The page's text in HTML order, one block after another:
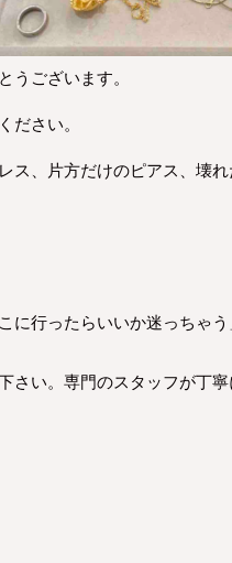
うございます。
ださい。
ス、片方だけのピアス、壊
に行ったらいいか迷っちゃ
さい。専門のスタッフが丁寧